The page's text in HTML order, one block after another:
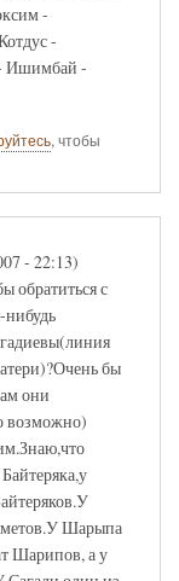
-
-
Ишимбай -
, чтобы
- 22:13)
обратиться с
нибудь
бы
они
возможно)
Шарыпа
Шарипов, а у